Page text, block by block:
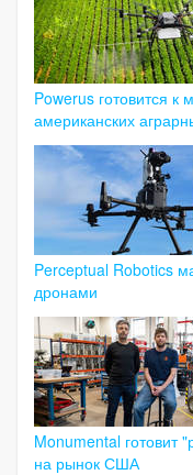
Powerus готовится к
американских
Perceptual Robotics
дронами
Monumental готовит
на рынок США